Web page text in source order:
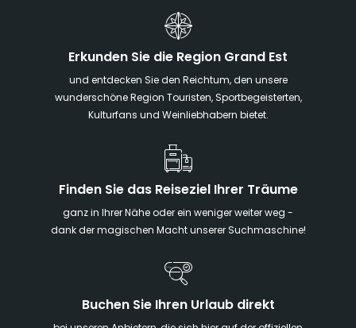
Erkunden Sie die Region Grand Est
und entdecken Sie den Reichtum, den unsere
wunderschöne Region Touristen, Sportbegeisterten,
Kulturfans und Weinliebhabern bietet.
Finden Sie das Reiseziel Ihrer Träume
ganz in Ihrer Nähe oder ein weniger weiter weg -
dank der magischen Macht unserer Suchmaschine!
Buchen Sie Ihren Urlaub direkt